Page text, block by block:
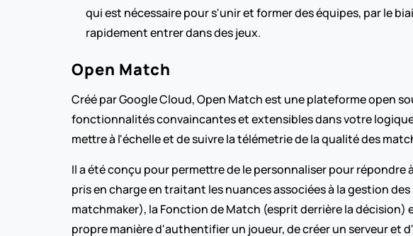
qui est nécessaire pour s'unir et former des équipes, par le
rapidement entrer dans des jeux.
Open Match
Créé par Google Cloud, Open Match est une plateforme open
fonctionnalités convaincantes et extensibles dans votre
mettre à l'échelle et de suivre la télémetrie de la qualité des
Il a été conçu pour permettre de le personnaliser pour
pris en charge en traitant les nuances associées à la gestion
matchmaker), la Fonction de Match (esprit derrière la
propre manière d'authentifier un joueur, de créer un serveur et